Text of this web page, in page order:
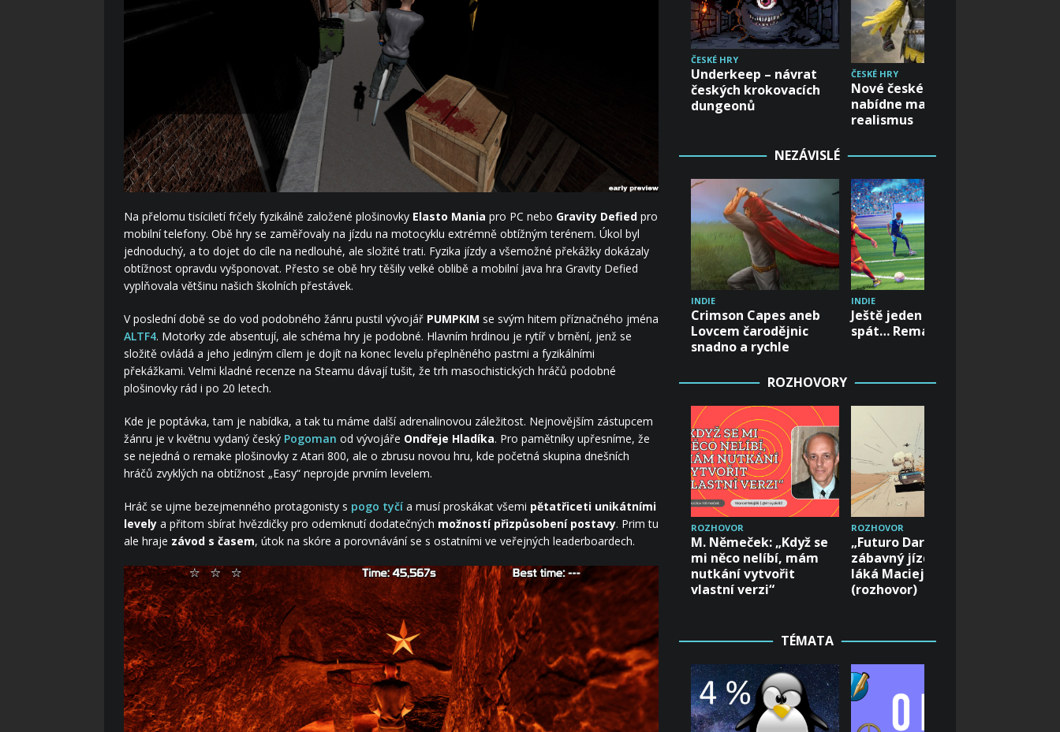
Na přelomu tisíciletí frčely fyzikálně založené plošinovky Elasto Mania pro PC nebo Gravity Defied pro
mobilní telefony. Obě hry se zaměřovaly na jízdu na motocyklu extrémně obtížným terénem. Úkol byl
jednoduchý, a to dojet do cíle na nedlouhé, ale složité trati. Fyzika jízdy a všemožné překážky dokázaly
obtížnost opravdu vyšponovat. Přesto se obě hry těšily velké oblibě a mobilní java hra Gravity Defied
vyplňovala většinu našich školních přestávek.
V poslední době se do vod podobného žánru pustil vývojář PUMPKIM se svým hitem příznačného jména
ALTF4. Motorky zde absentují, ale schéma hry je podobné. Hlavním hrdinou je rytíř v brnění, jenž se
složitě ovládá a jeho jediným cílem je dojít na konec levelu přeplněného pastmi a fyzikálními
překážkami. Velmi kladné recenze na Steamu dávají tušit, že trh masochistických hráčů podobné
plošinovky rád i po 20 letech.
Kde je poptávka, tam je nabídka, a tak tu máme další adrenalinovou záležitost. Nejnovějším zástupcem
žánru je v květnu vydaný český Pogoman od vývojáře Ondřeje Hladíka. Pro pamětníky upřesníme, že
se nejedná o remake plošinovky z Atari 800, ale o zbrusu novou hru, kde početná skupina dnešních
hráčů zvyklých na obtížnost „Easy“ neprojde prvním levelem.
Hráč se ujme bezejmenného protagonisty s pogo tyčí a musí proskákat všemi pětatřiceti unikátními
levely a přitom sbírat hvězdičky pro odemknutí dodatečných možností přizpůsobení postavy. Prim tu
ale hraje závod s časem, útok na skóre a porovnávání se s ostatními ve veřejných leaderboardech.
ČESKÉ HRY
Underkeep – návrat
českých krokovacích
dungeonů
ČESKÉ HRY
Nové české RPG
nabídne magii i
realismus
NEZÁVISLÉ
INDIE
Crimson Capes aneb
Lovcem čarodějnic
snadno a rychle
INDIE
Ještě jeden zápas a jdu
spát… Rematch
ROZHOVORY
ROZHOVOR
M. Němeček: „Když se
mi něco nelíbí, mám
nutkání vytvořit
vlastní verzi“
ROZHOVOR
„Futuro Darko nabídne
zábavný jízdní model,“
láká Maciej Laskowski
(rozhovor)
TÉMATA